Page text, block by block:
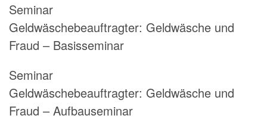
Seminar
Geldwäschebeauftragter: Geldwäsche und
Fraud – Basisseminar
Seminar
Geldwäschebeauftragter: Geldwäsche und
Fraud – Aufbauseminar